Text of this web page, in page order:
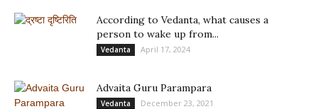
According to Vedanta, what causes a
person to wake up from...
Vedanta April 17, 2024
Advaita Guru Parampara
Vedanta December 23, 2021